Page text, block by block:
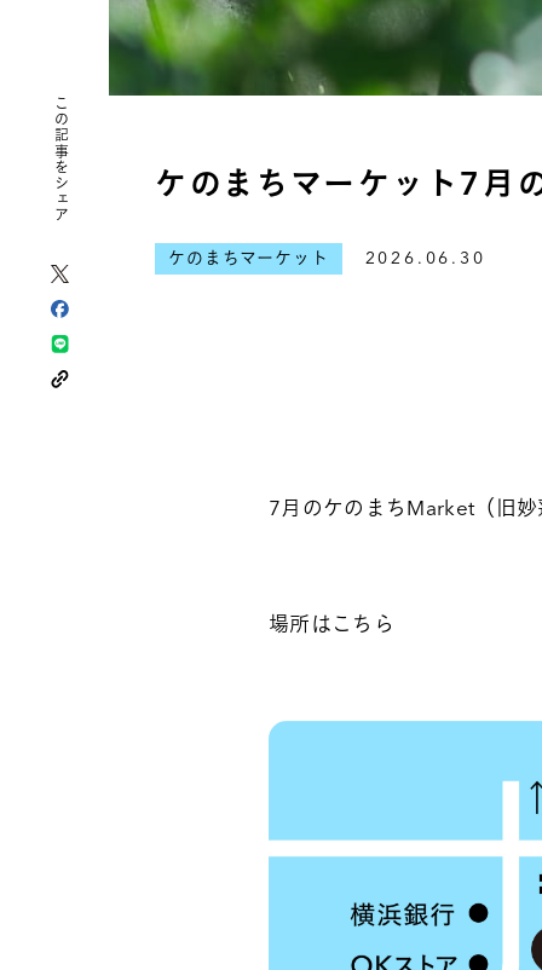
ケのまちマーケット7月
ケのまちマーケット 2026.06.30
7月のケのまちMarket（旧
場所はこちら
この記事をシェア